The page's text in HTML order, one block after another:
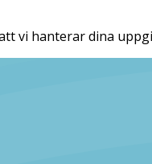
vi hanterar dina